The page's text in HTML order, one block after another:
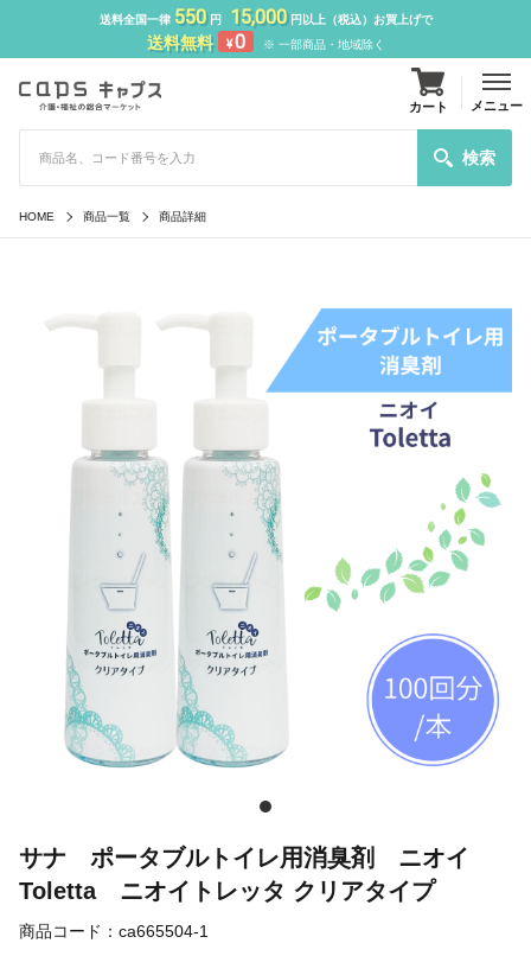
送料全国一律 550円 15,000円以上（税込）お買上げで
送料無料 ¥0 ※ 一部商品・地域除く
検索
カート メニュー
HOME 商品一覧 商品詳細
サナ ポータブルトイレ用消臭剤 ニオイ
Toletta ニオイトレッタ クリアタイプ
商品コード： ca665504-1